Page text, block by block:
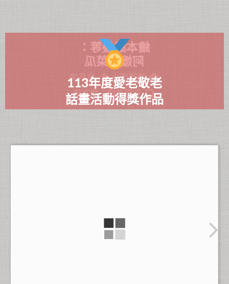
113年度愛老敬老
話畫活動得獎作品
繪本組優等：
阿嬤的菜瓜
鎮西國小
翁岳鴻
指導老師：謝宜峻